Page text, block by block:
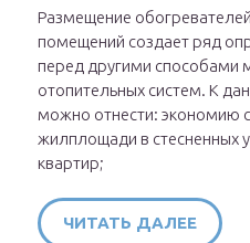
Размещение
помещений создает ряд
перед другими способами
отопительных систем. К
можно отнести: экономию
жилплощади в стесненных
квартир;
ЧИТАТЬ ДАЛЕЕ